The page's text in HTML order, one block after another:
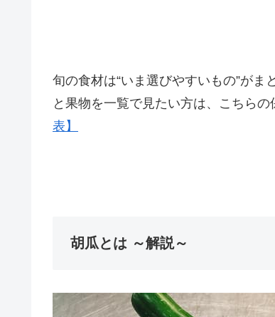
旬の食材は“いま選びやすいもの”が
と果物を一覧で見たい方は、こちら
表】
胡瓜とは ～解説～